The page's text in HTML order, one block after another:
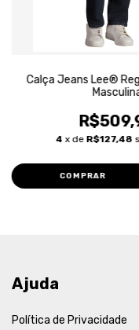
Calça Jeans Lee®
4 x de R$127,48
COMPRAR
Ajuda
Política de Privacidade